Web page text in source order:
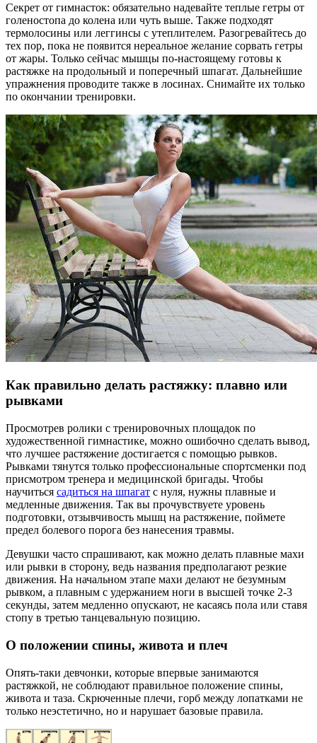
Секрет от гимнасток: обязательно надевайте теплые гетры от
голеностопа до колена или чуть выше. Также подходят
термолосины или леггинсы с утеплителем. Разогревайтесь до
тех пор, пока не появится нереальное желание сорвать гетры
от жары. Только сейчас мышцы по-настоящему готовы к
растяжке на продольный и поперечный шпагат. Дальнейшие
упражнения проводите также в лосинах. Снимайте их только
по окончании тренировки.
Как правильно делать растяжку: плавно или
рывками
Просмотрев ролики с тренировочных площадок по
художественной гимнастике, можно ошибочно сделать вывод,
что лучшее растяжение достигается с помощью рывков.
Рывками тянутся только профессиональные спортсменки под
присмотром тренера и медицинской бригады. Чтобы
научиться садиться на шпагат с нуля, нужны плавные и
медленные движения. Так вы прочувствуете уровень
подготовки, отзывчивость мышц на растяжение, поймете
предел болевого порога без нанесения травмы.
Девушки часто спрашивают, как можно делать плавные махи
или рывки в сторону, ведь названия предполагают резкие
движения. На начальном этапе махи делают не безумным
рывком, а плавным с удержанием ноги в высшей точке 2-3
секунды, затем медленно опускают, не касаясь пола или ставя
стопу в третью танцевальную позицию.
О положении спины, живота и плеч
Опять-таки девчонки, которые впервые занимаются
растяжкой, не соблюдают правильное положение спины,
живота и таза. Скрюченные плечи, горб между лопатками не
только неэстетично, но и нарушает базовые правила.